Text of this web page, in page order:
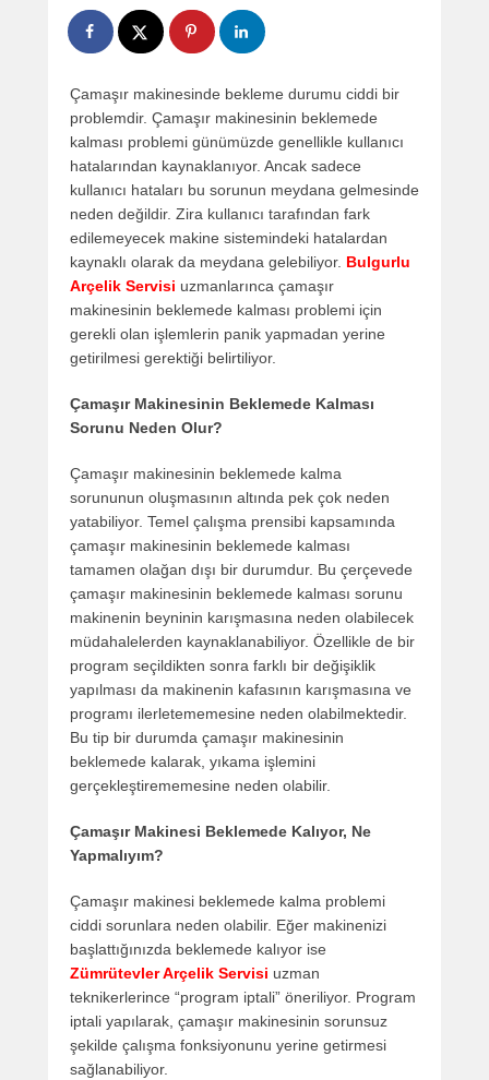
Çamaşır makinesinde bekleme durumu ciddi bir
problemdir. Çamaşır makinesinin beklemede
kalması problemi günümüzde genellikle kullanıcı
hatalarından kaynaklanıyor. Ancak sadece
kullanıcı hataları bu sorunun meydana gelmesinde
neden değildir. Zira kullanıcı tarafından fark
edilemeyecek makine sistemindeki hatalardan
kaynaklı olarak da meydana gelebiliyor. Bulgurlu
Arçelik Servisi uzmanlarınca çamaşır
makinesinin beklemede kalması problemi için
gerekli olan işlemlerin panik yapmadan yerine
getirilmesi gerektiği belirtiliyor.
Çamaşır Makinesinin Beklemede Kalması
Sorunu Neden Olur?
Çamaşır makinesinin beklemede kalma
sorununun oluşmasının altında pek çok neden
yatabiliyor. Temel çalışma prensibi kapsamında
çamaşır makinesinin beklemede kalması
tamamen olağan dışı bir durumdur. Bu çerçevede
çamaşır makinesinin beklemede kalması sorunu
makinenin beyninin karışmasına neden olabilecek
müdahalelerden kaynaklanabiliyor. Özellikle de bir
program seçildikten sonra farklı bir değişiklik
yapılması da makinenin kafasının karışmasına ve
programı ilerletememesine neden olabilmektedir.
Bu tip bir durumda çamaşır makinesinin
beklemede kalarak, yıkama işlemini
gerçekleştirememesine neden olabilir.
Çamaşır Makinesi Beklemede Kalıyor, Ne
Yapmalıyım?
Çamaşır makinesi beklemede kalma problemi
ciddi sorunlara neden olabilir. Eğer makinenizi
başlattığınızda beklemede kalıyor ise
Zümrütevler Arçelik Servisi uzman
teknikerlerince “program iptali” öneriliyor. Program
iptali yapılarak, çamaşır makinesinin sorunsuz
şekilde çalışma fonksiyonunu yerine getirmesi
sağlanabiliyor.